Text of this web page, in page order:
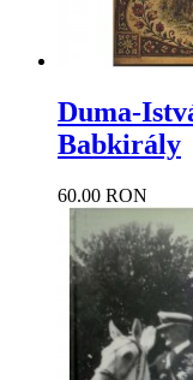
Duma-
Babkirály
60.00 RON